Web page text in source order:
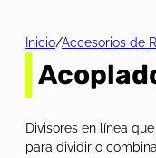
Inicio/Accesorios de
Divisores en línea
para dividir o